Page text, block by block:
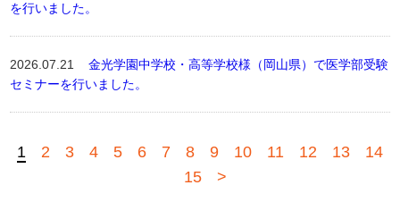
を行いました。
2026.07.21金光学園中学校・高等学校様（岡山県）で医学部受験
セミナーを行いました。
1 2 3 4 5 6 7 8 9 10 11 12 13
14
15
>